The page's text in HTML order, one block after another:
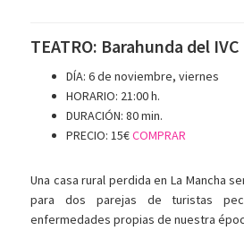
TEATRO: Barahunda del IVC
DÍA: 6 de noviembre, viernes
HORARIO: 21:00 h.
DURACIÓN: 80 min.
PRECIO: 15€COMPRAR
Una casa rural perdida en La Mancha
para dos parejas de turistas
enfermedades propias de nuestra